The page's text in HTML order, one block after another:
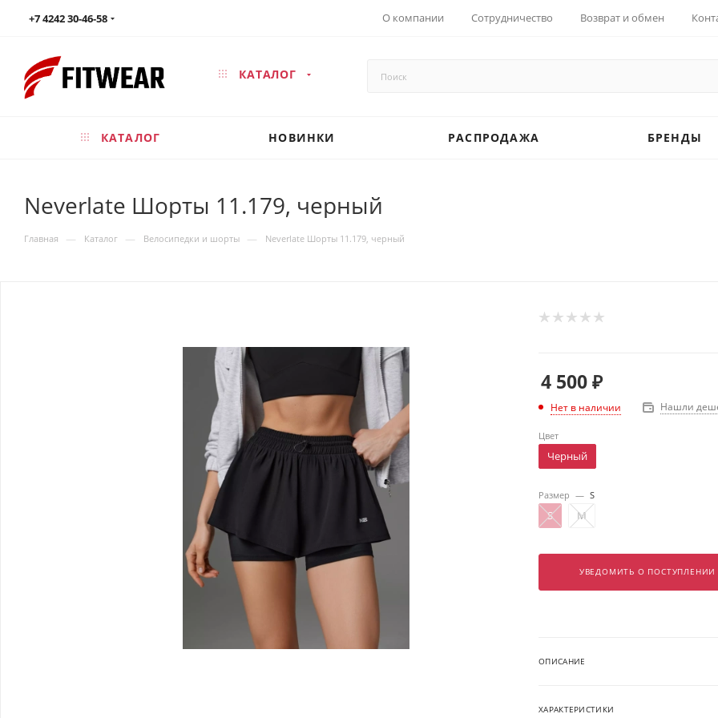
+7 4242 30-46-58 О компании Сотрудничество Возврат и обмен
КАТАЛОГ
КАТАЛОГ НОВИНКИ РАСПРОДАЖА БРЕНДЫ
Neverlate Шорты 11.179, черный
Главная — Каталог — Велосипедки и шорты — Neverlate Шорты 11.179, черный
4 500₽
Нет в наличии Нашли
Цвет
Черный
Размер — S
S M
УВЕДОМИТЬ О ПОСТУПЛЕНИИ
ОПИСАНИЕ
ХАРАКТЕРИСТИКИ